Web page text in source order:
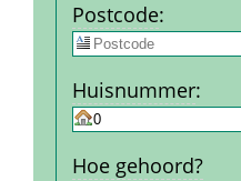
Post­code:
Huis­nummer:
Hoe gehoord?